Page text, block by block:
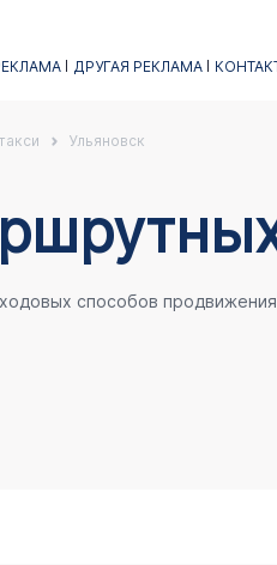
ДРУГАЯ РЕКЛАМА
Ульяновск
способов